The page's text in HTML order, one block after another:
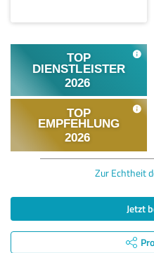
Zur Echtheit
Jetzt